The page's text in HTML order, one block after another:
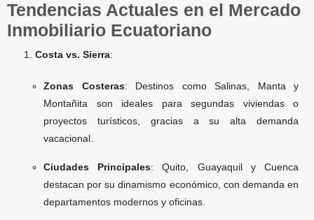
Tendencias Actuales en el Mercado
Inmobiliario Ecuatoriano
Costa vs. Sierra:
Zonas Costeras: Destinos como Salinas, Manta y
Montañita son ideales para segundas viviendas o
proyectos turísticos, gracias a su alta demanda
vacacional.
Ciudades Principales: Quito, Guayaquil y Cuenca
destacan por su dinamismo económico, con demanda en
departamentos modernos y oficinas.